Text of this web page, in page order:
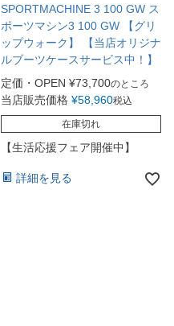
SPORTMACHINE 3 100 GW ス
ポーツマシン3 100 GW 【グリ
ップウォーク】 【当店オリジナ
ルブーツケースサービス中！】
定価・OPEN ¥73,700のところ
当店販売価格 ¥58,960税込
在庫切れ
【生活応援フェア開催中】
詳細を見る